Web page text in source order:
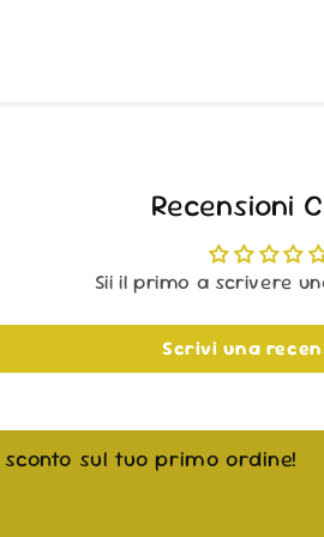
Recensioni
Sii il primo a scrivere
Scrivi una
sul tuo primo ordine!